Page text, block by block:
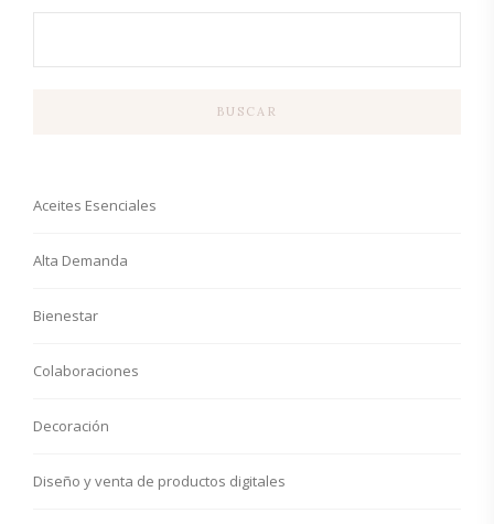
BUSCAR
Aceites Esenciales
Alta Demanda
Bienestar
Colaboraciones
Decoración
Diseño y venta de productos digitales